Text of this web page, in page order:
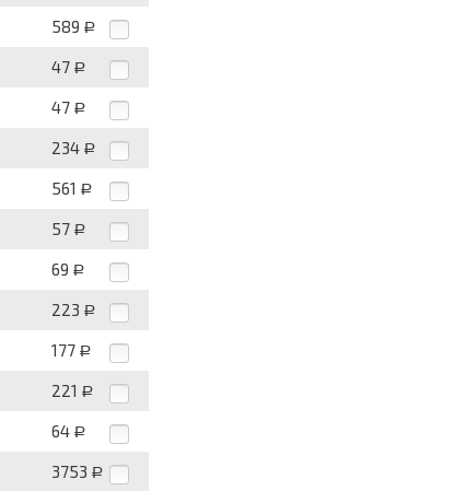
589 Р
47 Р
47 Р
234 Р
561 Р
57 Р
69 Р
223 Р
177 Р
221 Р
64 Р
3753 Р